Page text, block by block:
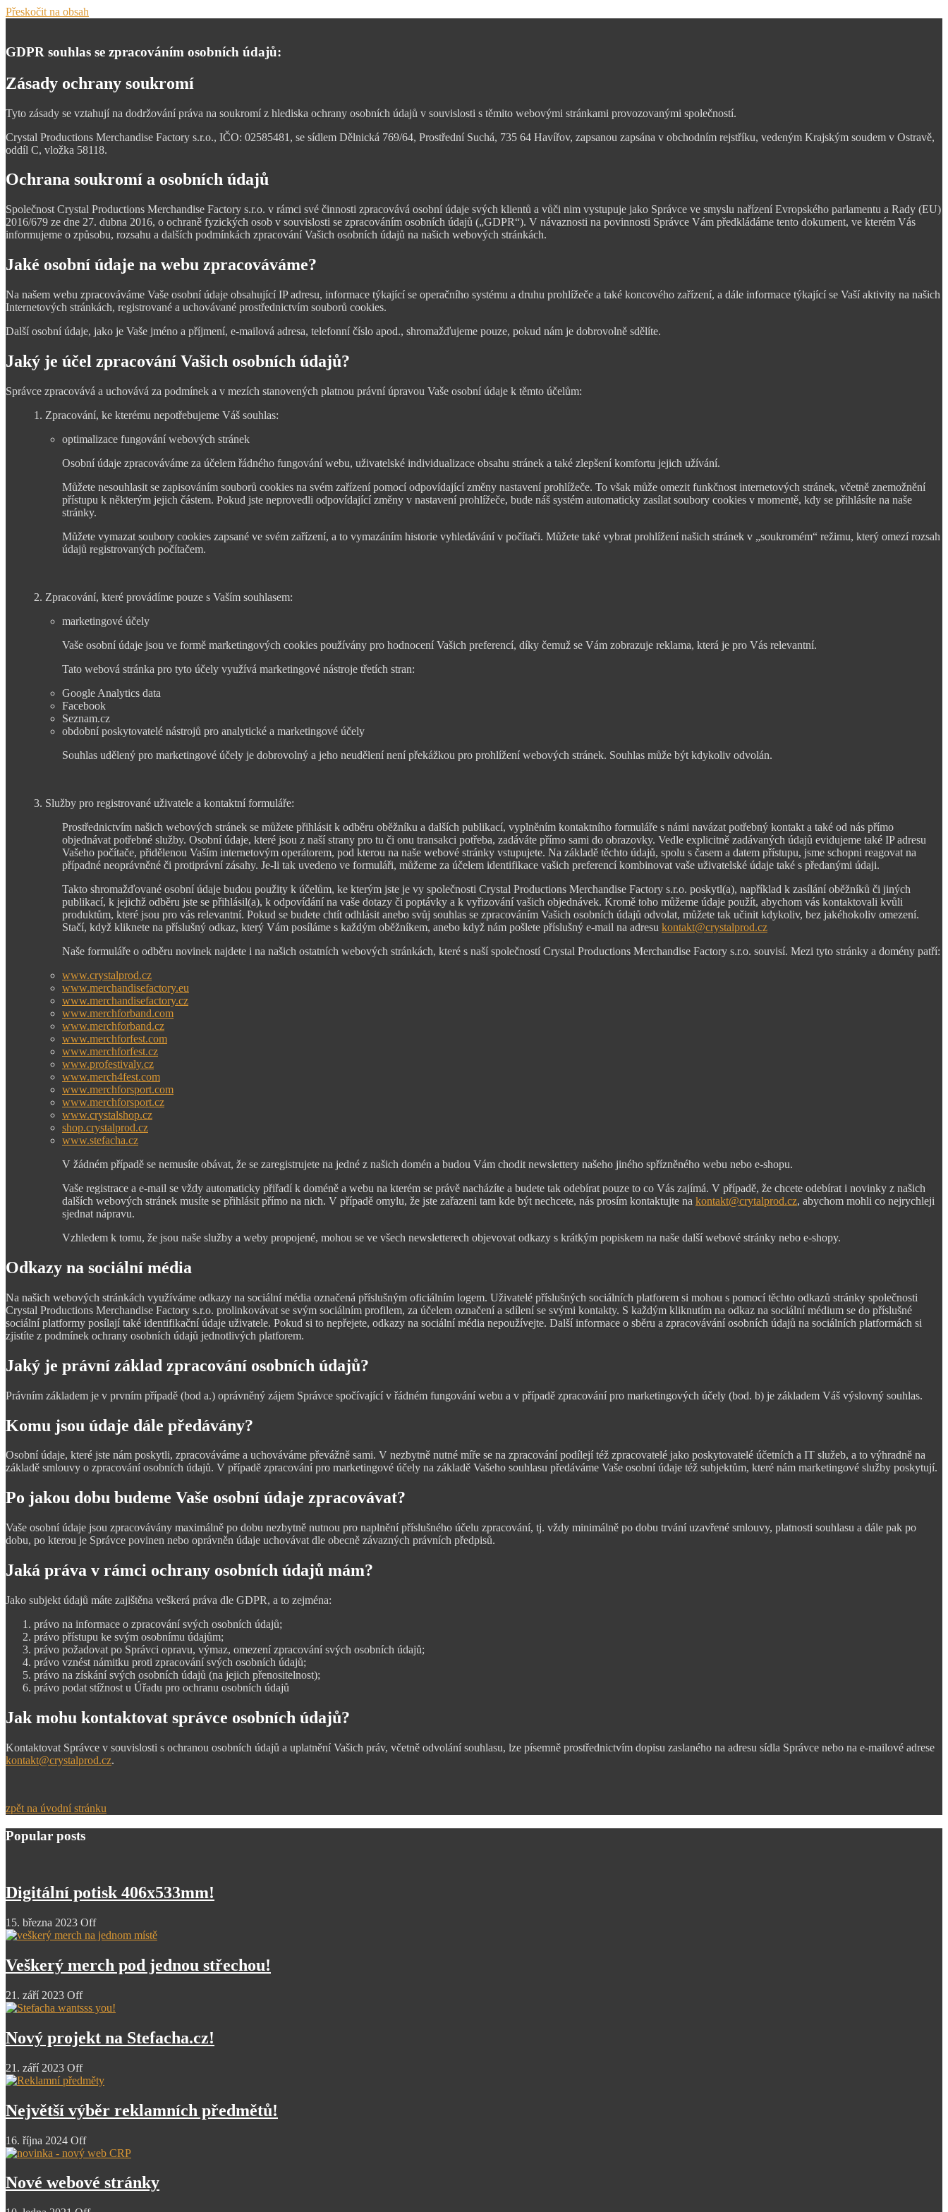
Přeskočit na obsah
GDPR souhlas se zpracováním osobních údajů:
Zásady ochrany soukromí
Tyto zásady se vztahují na dodržování práva na soukromí z hlediska ochrany osobních údajů v souvislosti s těmito webovými stránkami provozovanými společností.
Crystal Productions Merchandise Factory s.r.o., IČO: 02585481, se sídlem Dělnická 769/64, Prostřední Suchá, 735 64 Havířov, zapsanou zapsána v obchodním rejstříku, vedeným Krajským soudem v Ostravě,
oddíl C, vložka 58118.
Ochrana soukromí a osobních údajů
Společnost Crystal Productions Merchandise Factory s.r.o. v rámci své činnosti zpracovává osobní údaje svých klientů a vůči nim vystupuje jako Správce ve smyslu nařízení Evropského parlamentu a Rady (EU)
2016/679 ze dne 27. dubna 2016, o ochraně fyzických osob v souvislosti se zpracováním osobních údajů („GDPR“). V návaznosti na povinnosti Správce Vám předkládáme tento dokument, ve kterém Vás
informujeme o způsobu, rozsahu a dalších podmínkách zpracování Vašich osobních údajů na našich webových stránkách.
Jaké osobní údaje na webu zpracováváme?
Na našem webu zpracováváme Vaše osobní údaje obsahující IP adresu, informace týkající se operačního systému a druhu prohlížeče a také koncového zařízení, a dále informace týkající se Vaší aktivity na našich
Internetových stránkách, registrované a uchovávané prostřednictvím souborů cookies.
Další osobní údaje, jako je Vaše jméno a příjmení, e-mailová adresa, telefonní číslo apod., shromažďujeme pouze, pokud nám je dobrovolně sdělíte.
Jaký je účel zpracování Vašich osobních údajů?
Správce zpracovává a uchovává za podmínek a v mezích stanovených platnou právní úpravou Vaše osobní údaje k těmto účelům:
1. Zpracování, ke kterému nepotřebujeme Váš souhlas:
optimalizace fungování webových stránek
Osobní údaje zpracováváme za účelem řádného fungování webu, uživatelské individualizace obsahu stránek a také zlepšení komfortu jejich užívání.
Můžete nesouhlasit se zapisováním souborů cookies na svém zařízení pomocí odpovídající změny nastavení prohlížeče. To však může omezit funkčnost internetových stránek, včetně znemožnění
přístupu k některým jejich částem. Pokud jste neprovedli odpovídající změny v nastavení prohlížeče, bude náš systém automaticky zasílat soubory cookies v momentě, kdy se přihlásíte na naše
stránky.
Můžete vymazat soubory cookies zapsané ve svém zařízení, a to vymazáním historie vyhledávání v počítači. Můžete také vybrat prohlížení našich stránek v „soukromém“ režimu, který omezí rozsah
údajů registrovaných počítačem.
2. Zpracování, které provádíme pouze s Vaším souhlasem:
marketingové účely
Vaše osobní údaje jsou ve formě marketingových cookies používány pro hodnocení Vašich preferencí, díky čemuž se Vám zobrazuje reklama, která je pro Vás relevantní.
Tato webová stránka pro tyto účely využívá marketingové nástroje třetích stran:
Google Analytics data
Facebook
Seznam.cz
obdobní poskytovatelé nástrojů pro analytické a marketingové účely
Souhlas udělený pro marketingové účely je dobrovolný a jeho neudělení není překážkou pro prohlížení webových stránek. Souhlas může být kdykoliv odvolán.
3. Služby pro registrované uživatele a kontaktní formuláře:
Prostřednictvím našich webových stránek se můžete přihlásit k odběru oběžníku a dalších publikací, vyplněním kontaktního formuláře s námi navázat potřebný kontakt a také od nás přímo
objednávat potřebné služby. Osobní údaje, které jsou z naší strany pro tu či onu transakci potřeba, zadáváte přímo sami do obrazovky. Vedle explicitně zadávaných údajů evidujeme také IP adresu
Vašeho počítače, přidělenou Vaším internetovým operátorem, pod kterou na naše webové stránky vstupujete. Na základě těchto údajů, spolu s časem a datem přístupu, jsme schopni reagovat na
případné neoprávněné či protiprávní zásahy. Je-li tak uvedeno ve formuláři, můžeme za účelem identifikace vašich preferencí kombinovat vaše uživatelské údaje také s předanými údaji.
Takto shromažďované osobní údaje budou použity k účelům, ke kterým jste je vy společnosti Crystal Productions Merchandise Factory s.r.o. poskytl(a), například k zasílání oběžníků či jiných
publikací, k jejichž odběru jste se přihlásil(a), k odpovídání na vaše dotazy či poptávky a k vyřizování vašich objednávek. Kromě toho můžeme údaje použít, abychom vás kontaktovali kvůli
produktům, které jsou pro vás relevantní. Pokud se budete chtít odhlásit anebo svůj souhlas se zpracováním Vašich osobních údajů odvolat, můžete tak učinit kdykoliv, bez jakéhokoliv omezení.
Stačí, když kliknete na příslušný odkaz, který Vám posíláme s každým oběžníkem, anebo když nám pošlete příslušný e-mail na adresu kontakt@crystalprod.cz
Naše formuláře o odběru novinek najdete i na našich ostatních webových stránkách, které s naší společností Crystal Productions Merchandise Factory s.r.o. souvisí. Mezi tyto stránky a domény patří:
www.crystalprod.cz
www.merchandisefactory.eu
www.merchandisefactory.cz
www.merchforband.com
www.merchforband.cz
www.merchforfest.com
www.merchforfest.cz
www.profestivaly.cz
www.merch4fest.com
www.merchforsport.com
www.merchforsport.cz
www.crystalshop.cz
shop.crystalprod.cz
www.stefacha.cz
V žádném případě se nemusíte obávat, že se zaregistrujete na jedné z našich domén a budou Vám chodit newslettery našeho jiného spřízněného webu nebo e-shopu.
Vaše registrace a e-mail se vždy automaticky přiřadí k doméně a webu na kterém se právě nacházíte a budete tak odebírat pouze to co Vás zajímá. V případě, že chcete odebírat i novinky z našich
dalších webových stránek musíte se přihlásit přímo na nich. V případě omylu, že jste zařazeni tam kde být nechcete, nás prosím kontaktujte na kontakt@crytalprod.cz, abychom mohli co nejrychleji
sjednat nápravu.
Vzhledem k tomu, že jsou naše služby a weby propojené, mohou se ve všech newsletterech objevovat odkazy s krátkým popiskem na naše další webové stránky nebo e-shopy.
Odkazy na sociální média
Na našich webových stránkách využíváme odkazy na sociální média označená příslušným oficiálním logem. Uživatelé příslušných sociálních platforem si mohou s pomocí těchto odkazů stránky společnosti
Crystal Productions Merchandise Factory s.r.o. prolinkovávat se svým sociálním profilem, za účelem označení a sdílení se svými kontakty. S každým kliknutím na odkaz na sociální médium se do příslušné
sociální platformy posílají také identifikační údaje uživatele. Pokud si to nepřejete, odkazy na sociální média nepoužívejte. Další informace o sběru a zpracovávání osobních údajů na sociálních platformách si
zjistíte z podmínek ochrany osobních údajů jednotlivých platforem.
Jaký je právní základ zpracování osobních údajů?
Právním základem je v prvním případě (bod a.) oprávněný zájem Správce spočívající v řádném fungování webu a v případě zpracování pro marketingových účely (bod. b) je základem Váš výslovný souhlas.
Komu jsou údaje dále předávány?
Osobní údaje, které jste nám poskytli, zpracováváme a uchováváme převážně sami. V nezbytně nutné míře se na zpracování podílejí též zpracovatelé jako poskytovatelé účetních a IT služeb, a to výhradně na
základě smlouvy o zpracování osobních údajů. V případě zpracování pro marketingové účely na základě Vašeho souhlasu předáváme Vaše osobní údaje též subjektům, které nám marketingové služby poskytují.
Po jakou dobu budeme Vaše osobní údaje zpracovávat?
Vaše osobní údaje jsou zpracovávány maximálně po dobu nezbytně nutnou pro naplnění příslušného účelu zpracování, tj. vždy minimálně po dobu trvání uzavřené smlouvy, platnosti souhlasu a dále pak po
dobu, po kterou je Správce povinen nebo oprávněn údaje uchovávat dle obecně závazných právních předpisů.
Jaká práva v rámci ochrany osobních údajů mám?
Jako subjekt údajů máte zajištěna veškerá práva dle GDPR, a to zejména:
právo na informace o zpracování svých osobních údajů;
právo přístupu ke svým osobnímu údajům;
právo požadovat po Správci opravu, výmaz, omezení zpracování svých osobních údajů;
právo vznést námitku proti zpracování svých osobních údajů;
právo na získání svých osobních údajů (na jejich přenositelnost);
právo podat stížnost u Úřadu pro ochranu osobních údajů
Jak mohu kontaktovat správce osobních údajů?
Kontaktovat Správce v souvislosti s ochranou osobních údajů a uplatnění Vašich práv, včetně odvolání souhlasu, lze písemně prostřednictvím dopisu zaslaného na adresu sídla Správce nebo na e-mailové adrese
kontakt@crystalprod.cz.
zpět na úvodní stránku
Popular posts
Digitální potisk 406x533mm!
15. března 2023 Off
Veškerý merch pod jednou střechou!
21. září 2023 Off
Nový projekt na Stefacha.cz!
21. září 2023 Off
Největší výběr reklamních předmětů!
16. října 2024 Off
Nové webové stránky